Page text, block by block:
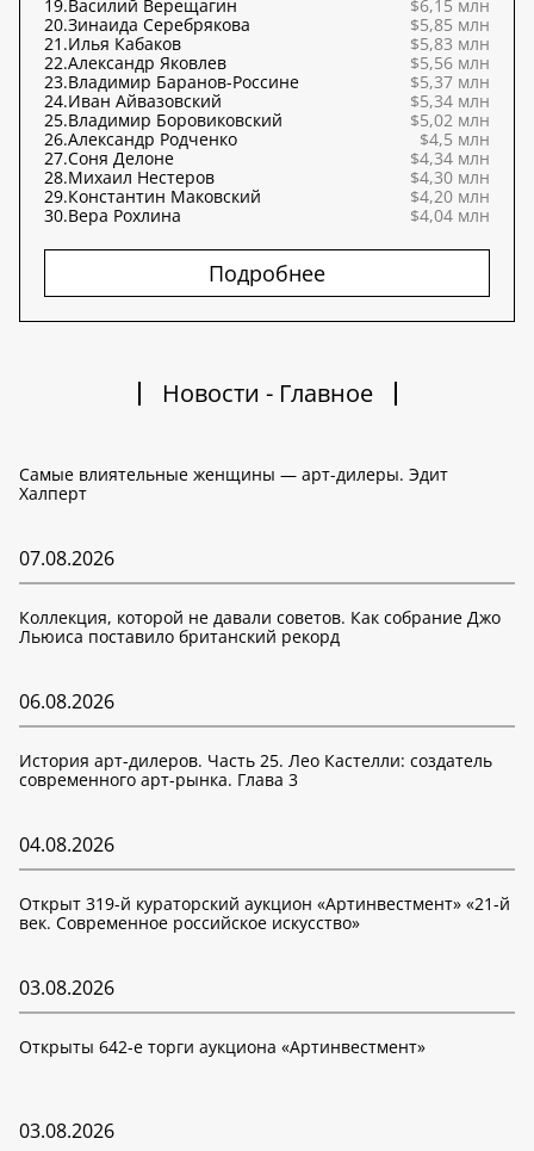
19.Василий Верещагин
$6,15 млн
20.Зинаида Серебрякова
$5,85 млн
21.Илья Кабаков
$5,83 млн
22.Александр Яковлев
$5,56 млн
23.Владимир Баранов-Россине
$5,37 млн
24.Иван Айвазовский
$5,34 млн
25.Владимир Боровиковский
$5,02 млн
26.Александр Родченко
$4,5 млн
27.Соня Делоне
$4,34 млн
28.Михаил Нестеров
$4,30 млн
29.Константин Маковский
$4,20 млн
30.Вера Рохлина $4,04 млн
Подробнее
Новости - Главное
Самые влиятельные женщины — арт-дилеры. Эдит
Халперт
07.08.2026
Коллекция, которой не давали советов. Как собрание Джо
Льюиса поставило британский рекорд
06.08.2026
История арт-дилеров. Часть 25. Лео Кастелли: создатель
современного арт-рынка. Глава 3
04.08.2026
Открыт 319-й кураторский аукцион «Артинвестмент» «21-й
век. Современное российское искусство»
03.08.2026
Открыты 642-е торги аукциона «Артинвестмент»
03.08.2026